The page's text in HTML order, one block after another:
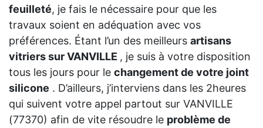
feuilleté, je fais le nécessaire pour que les
travaux soient en adéquation avec vos
préférences. Étant l’un des meilleurs artisans
vitriers sur VANVILLE , je suis à votre disposition
tous les jours pour le changement de votre joint
silicone . D’ailleurs, j’interviens dans les 2heures
qui suivent votre appel partout sur VANVILLE
(77370) afin de vite résoudre le problème de